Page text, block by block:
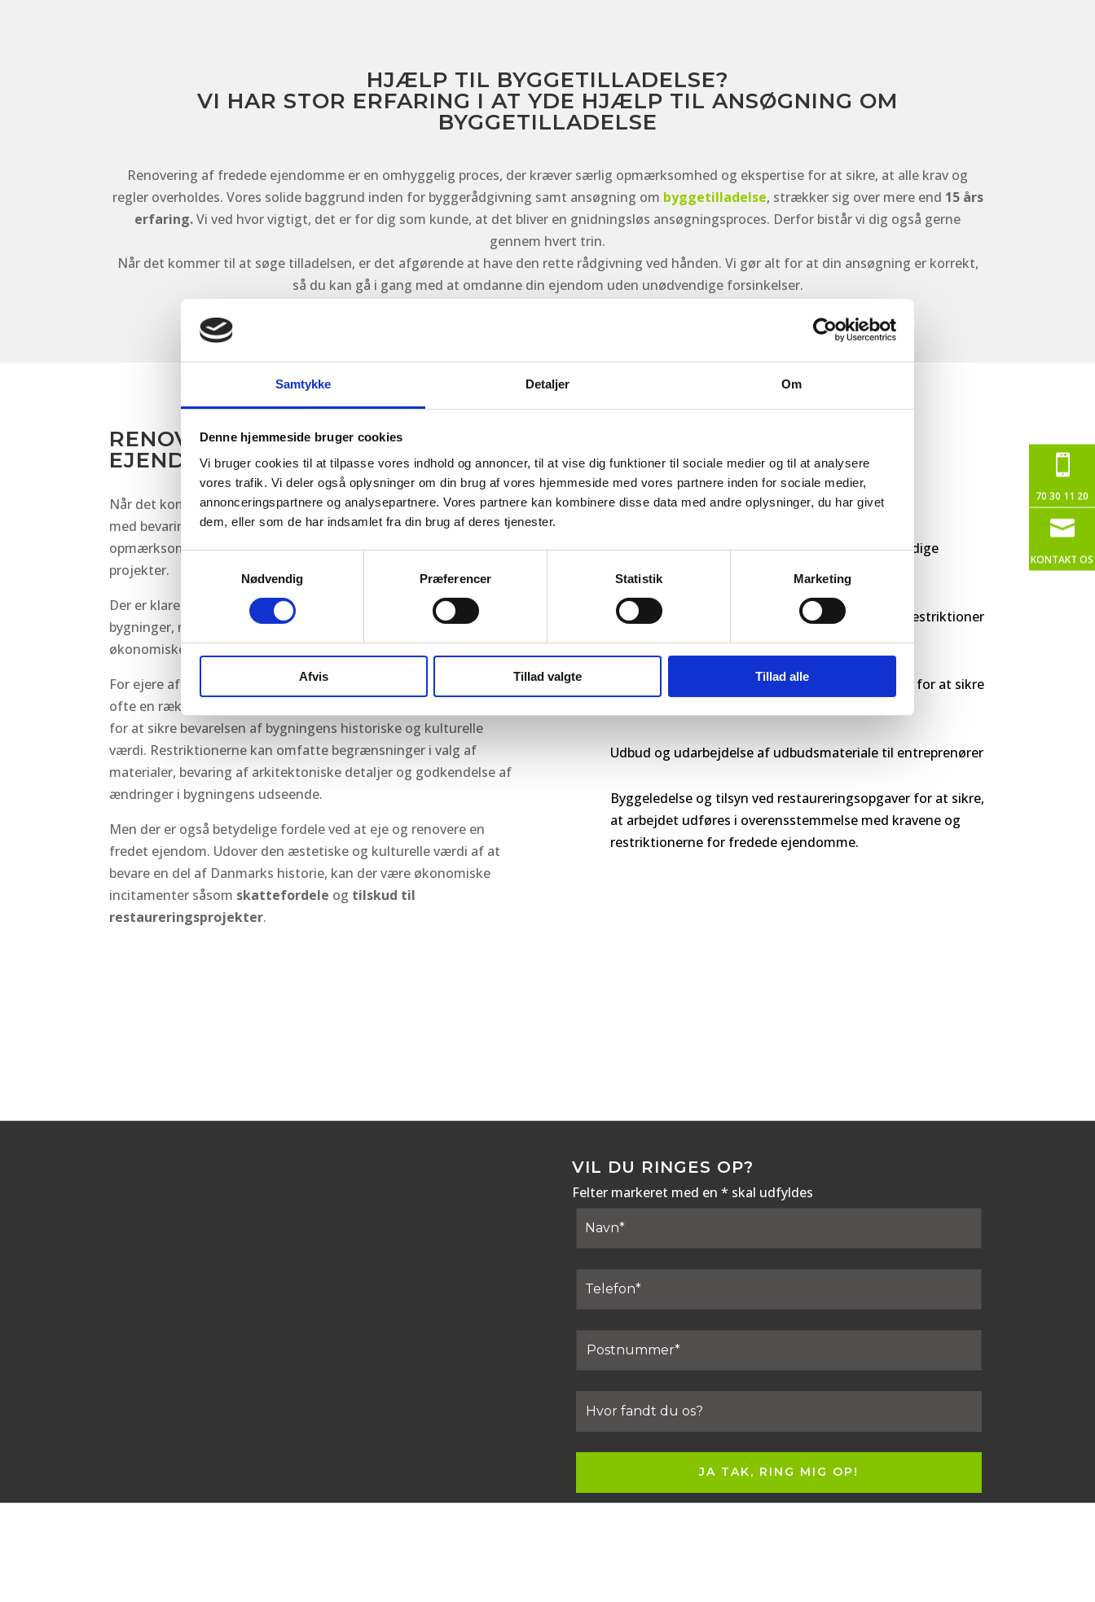
Samtykke Detaljer Om
Denne hjemmeside bruger cookies
Vi bruger cookies til at tilpasse vores indhold og annoncer, til at vise dig funktioner til sociale medier og til at analysere
vores trafik. Vi deler også oplysninger om din brug af vores hjemmeside med vores partnere inden for sociale medier,
annonceringspartnere og analysepartnere. Vores partnere kan kombinere disse data med andre oplysninger, du har givet
dem, eller som de har indsamlet fra din brug af deres tjenester.
Nødvendig
Præferencer Statistik Marketing
Afvis Tillad valgte Tillad alle
HJÆLP TIL BYGGETILLADELSE?
VI HAR STOR ERFARING I AT YDE HJÆLP TIL ANSØGNING OM
BYGGETILLADELSE
Renovering af fredede ejendomme er en omhyggelig proces, der kræver særlig opmærksomhed og ekspertise for at sikre, at alle krav og
regler overholdes. Vores solide baggrund inden for byggerådgivning samt ansøgning om byggetilladelse, strækker sig over mere end 15 års
erfaring.Vi ved hvor vigtigt, det er for dig som kunde, at det bliver en gnidningsløs ansøgningsproces. Derfor bistår vi dig også gerne
gennem hvert trin.
Når det kommer til at søge tilladelsen, er det afgørende at have den rette rådgivning ved hånden. Vi gør alt for at din ansøgning er korrekt,
så du kan gå i gang med at omdanne din ejendom uden unødvendige forsinkelser.
RENOVERING AF BEVARINGSVÆRDIGE OG FREDEDE BYGNINGER,
EJENDOMME OG KIRKER – RESTRIKTIONER OG FORDELE
Når det kommer til renovering af bygninger, ejendomme og kirker
med bevaringsværdige eller fredningsstatus, er det vigtigt at være
opmærksom på både restriktionerne og fordelene ved sådanne
projekter.
Der er klare restriktioner, der gælder for renovering af fredede
bygninger, men det er også vigtigt at erkende de potentielle
økonomiske fordele for private ejere af sådanne ejendomme.
For ejere af fredede bygninger indebærer renoveringsprojekter
ofte en række restriktioner fastlagt af Slots- og Kulturstyrelsen
for at sikre bevarelsen af bygningens historiske og kulturelle
værdi. Restriktionerne kan omfatte begrænsninger i valg af
materialer, bevaring af arkitektoniske detaljer og godkendelse af
ændringer i bygningens udseende.
Men der er også betydelige fordele ved at eje og renovere en
fredet ejendom. Udover den æstetiske og kulturelle værdi af at
bevare en del af Danmarks historie, kan der være økonomiske
incitamenter såsom skattefordele og tilskud til
restaureringsprojekter.
Helt konkret hjælper vi med:
Rådgivning vedrørende fredede og bevaringsværdige
bygninger, ejendomme og kirker
Byggeteknisk rådgivning tilpasset de specifikke restriktioner
og behov
Udarbejdelse af drifts- og vedligeholdelsesplaner for at sikre
Udbud og udarbejdelse af udbudsmateriale til entreprenører
Byggeledelse og tilsyn ved restaureringsopgaver for at sikre,
at arbejdet udføres i overensstemmelse med kravene og
restriktionerne for fredede ejendomme.
VIL DU RINGES OP?
Felter markeret med en * skal udfyldes

70 30 11 20

KONTAKT OS